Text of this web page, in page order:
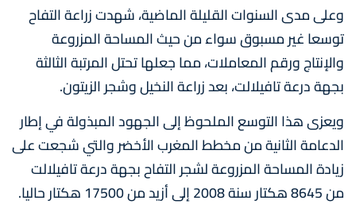
وعلى مدى السنوات القليلة الماضية، شهدت زراعة التفاح
توسعا غير مسبوق سواء من حيث المساحة المزروعة
والإنتاج ورقم المعاملات، مما جعلها تحتل المرتبة الثالثة
بجهة درعة تافيلالت، بعد زراعة النخيل وشجر الزيتون.
ويعزى هذا التوسع الملحوظ إلى الجهود المبذولة في إطار
الدعامة الثانية من مخطط المغرب الأخضر والتي شجعت على
زيادة المساحة المزروعة لشجر التفاح بجهة درعة تافيلالت
من 8645 هكتار سنة 2008 إلى أزيد من 17500 هكتار حاليا.